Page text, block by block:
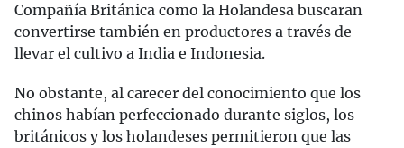
Compañía Británica como la Holandesa buscaran
convertirse también en productores a través de
llevar el cultivo a India e Indonesia.
No obstante, al carecer del conocimiento que los
chinos habían perfeccionado durante siglos, los
británicos y los holandeses permitieron que las